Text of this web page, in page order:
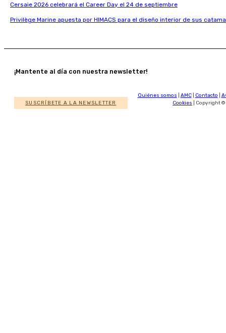
Cersaie 2026 celebrará el Career Day el 24 de septiembre
Privilège Marine apuesta por HIMACS para el diseño interior de sus
¡Mantente al día con nuestra newsletter!
SUSCRÍBETE A LA NEWSLETTER
Quiénes somos AMC| Contacto
Cookies | Copyright